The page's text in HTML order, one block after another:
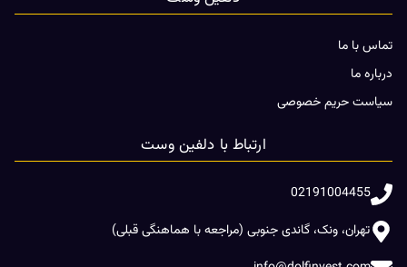
تماس با ما
درباره ما
سیاست حریم خصوصی
ارتباط با دلفین وست
02191004455
تهران، ونک، گاندی جنوبی (مراجعه با هماهنگی قبلی)